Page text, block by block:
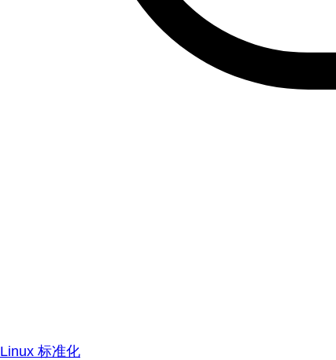
Linux 标准化